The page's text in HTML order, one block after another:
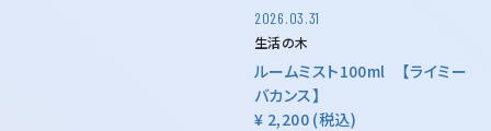
2026.03.31
生活の木
ルームミスト100ml 【ライミー
バカンス】
¥ 2,200 (税込)